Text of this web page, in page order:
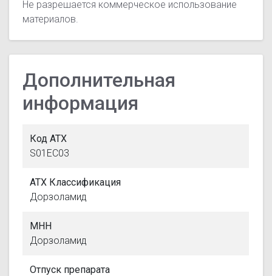
Не разрешается коммерческое использование
материалов.
Дополнительная
информация
Код АТХ
S01EC03
АТХ Классификация
Дорзоламид
МНН
Дорзоламид
Отпуск препарата